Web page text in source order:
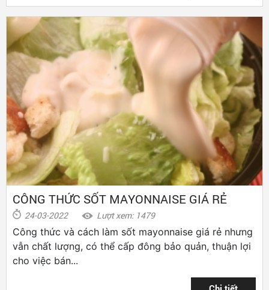
CÔNG THỨC SỐT MAYONNAISE GIÁ RẺ
24-03-2022 Lượt xem: 1479
Công thức và cách làm sốt mayonnaise giá rẻ nhưng
vẫn chất lượng, có thể cấp đông bảo quản, thuận lợi
cho việc bán...